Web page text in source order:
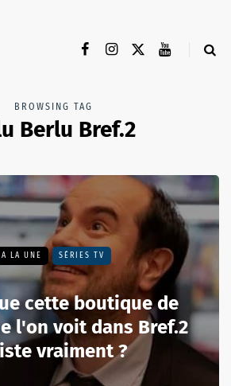
BROWSING TAG
Berlu Bref.2
A LA UNE SÉRIES TV
cette boutique de
l'on voit dans Bref.2
vraiment ?